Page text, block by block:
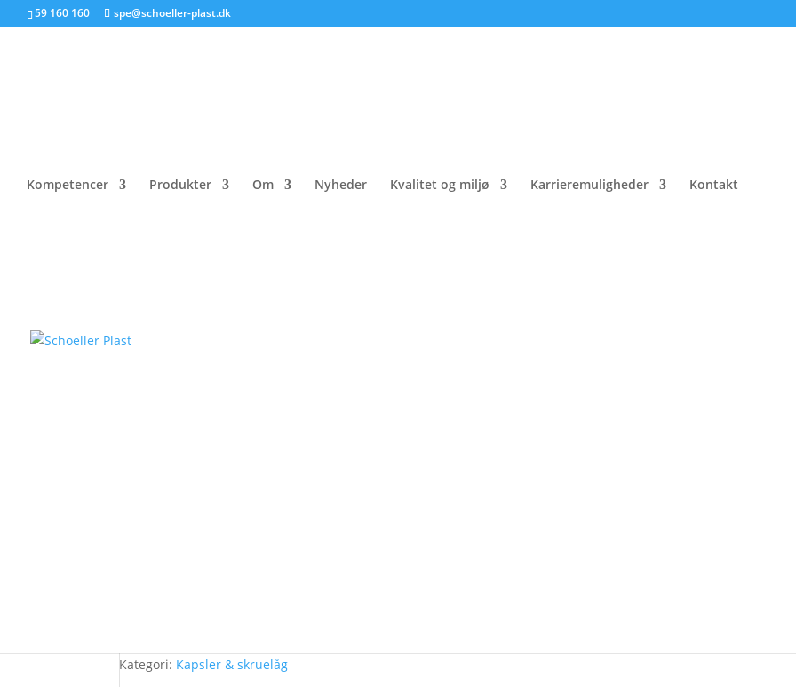
59 160 160 spe@schoeller-plast.dk
Kompetencer Produkter Om Nyheder Kvalitet og miljø Karrieremuligheder Kontakt
Kategori: Kapsler & skruelåg